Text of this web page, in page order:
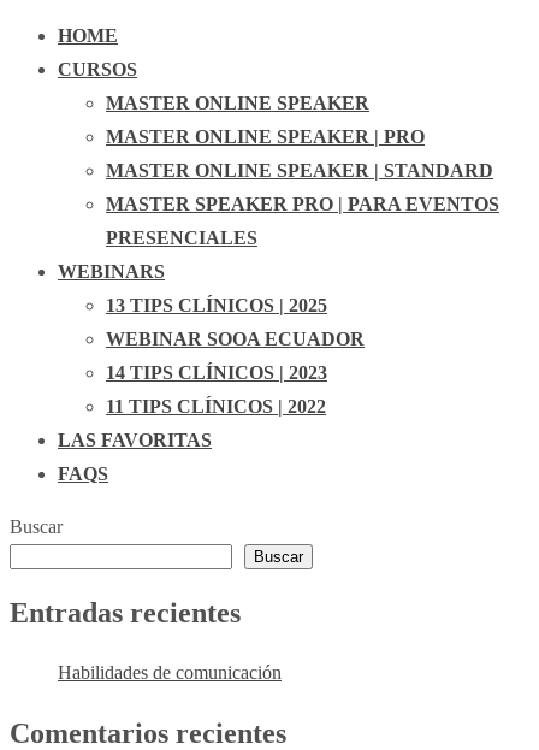
HOME
CURSOS
MASTER ONLINE SPEAKER
MASTER ONLINE SPEAKER | PRO
MASTER ONLINE SPEAKER | STANDARD
MASTER SPEAKER PRO | PARA EVENTOS
PRESENCIALES
WEBINARS
13 TIPS CLÍNICOS | 2025
WEBINAR SOOA ECUADOR
14 TIPS CLÍNICOS | 2023
11 TIPS CLÍNICOS | 2022
LAS FAVORITAS
FAQS
Buscar
Buscar
Entradas recientes
Habilidades de comunicación
Comentarios recientes